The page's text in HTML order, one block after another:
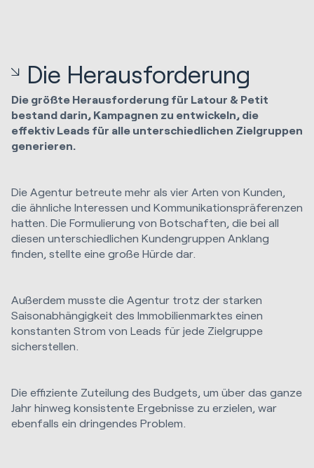
Die Herausforderung
Die größte Herausforderung für Latour & Petit
bestand darin, Kampagnen zu entwickeln, die
effektiv Leads für alle unterschiedlichen Zielgruppen
generieren.
Die Agentur betreute mehr als vier Arten von Kunden,
die ähnliche Interessen und Kommunikationspräferenzen
hatten. Die Formulierung von Botschaften, die bei all
diesen unterschiedlichen Kundengruppen Anklang
finden, stellte eine große Hürde dar.
Außerdem musste die Agentur trotz der starken
Saisonabhängigkeit des Immobilienmarktes einen
konstanten Strom von Leads für jede Zielgruppe
sicherstellen.
Die effiziente Zuteilung des Budgets, um über das ganze
Jahr hinweg konsistente Ergebnisse zu erzielen, war
ebenfalls ein dringendes Problem.